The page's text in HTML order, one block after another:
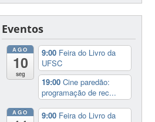
Eventos
AGO
10
seg
9:00 Feira do Livro da
UFSC
19:00Cine paredão:
programação de rec...
AGO 9:00 Feira do Livro da